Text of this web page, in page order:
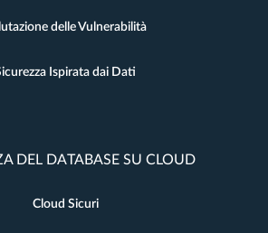
delle Vulnerabilità
Ispirata dai Dati
DEL DATABASE SU CLOUD
Cloud Sicuri